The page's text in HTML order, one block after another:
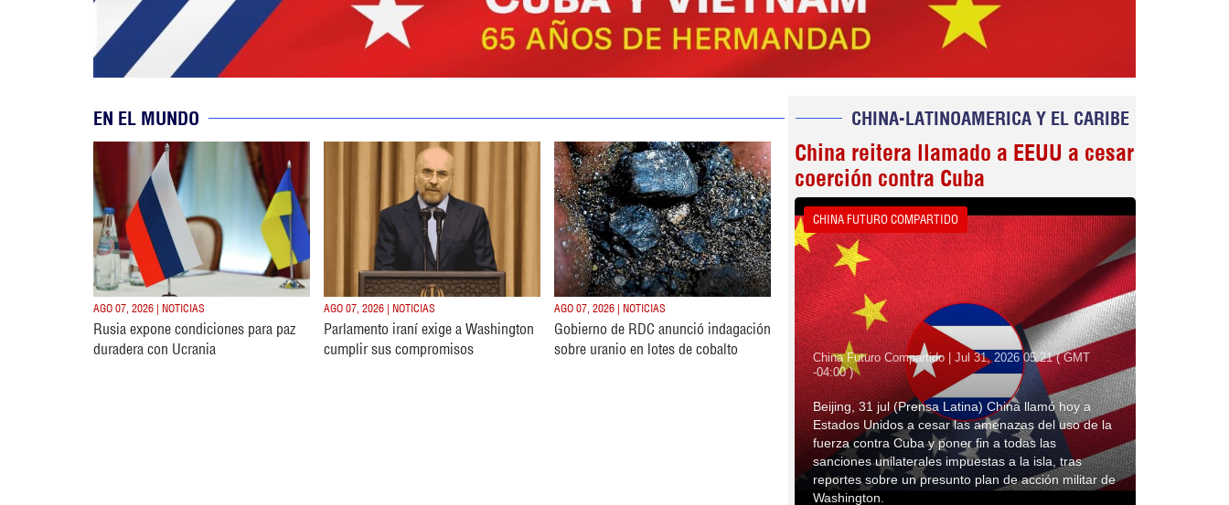
EN EL MUNDO
AGO 07, 2026 | NOTICIAS
Rusia expone condiciones para paz
duradera con Ucrania
AGO 07, 2026 | NOTICIAS
Parlamento iraní exige a Washington
cumplir sus compromisos
AGO 07, 2026 | NOTICIAS
Gobierno de RDC anunció indagación
sobre uranio en lotes de cobalto
CHINA-LATINOAMERICA Y EL CARIBE
China reitera llamado a EEUU a cesar
coerción contra Cuba
CHINA FUTURO COMPARTIDO
China Futuro Compartido | Jul 31, 2026 05:21 ( GMT
-04:00 )
Beijing, 31 jul (Prensa Latina) China llamó hoy a
Estados Unidos a cesar las amenazas del uso de la
fuerza contra Cuba y poner fin a todas las
sanciones unilaterales impuestas a la isla, tras
reportes sobre un presunto plan de acción militar de
Washington.